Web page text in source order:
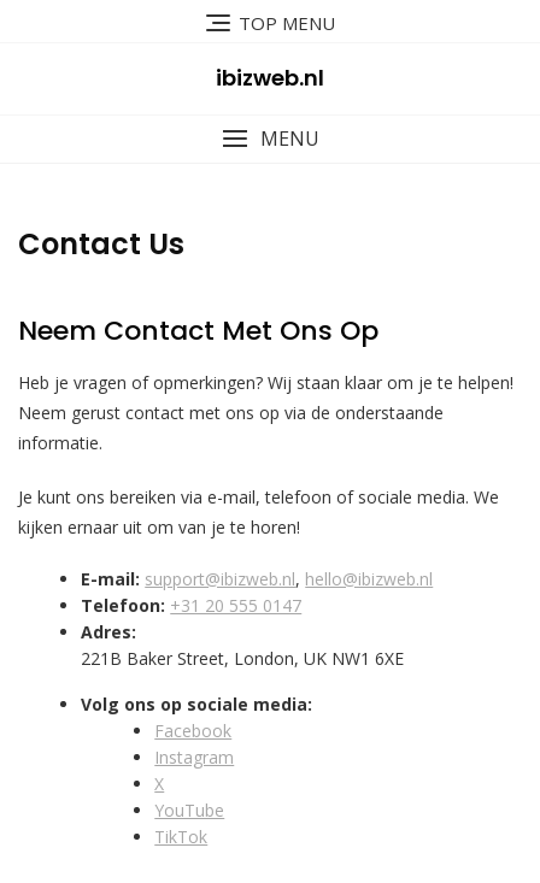
TOP MENU
ibizweb.nl
MENU
Contact Us
Neem Contact Met Ons Op
Heb je vragen of opmerkingen? Wij staan klaar om je te helpen!
Neem gerust contact met ons op via de onderstaande
informatie.
Je kunt ons bereiken via e-mail, telefoon of sociale media. We
kijken ernaar uit om van je te horen!
E-mail: support@ibizweb.nl, hello@ibizweb.nl
Telefoon: +31 20 555 0147
Adres:
221B Baker Street, London, UK NW1 6XE
Volg ons op sociale media:
Facebook
Instagram
X
YouTube
TikTok